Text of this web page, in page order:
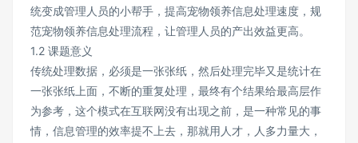
统变成管理人员的小帮手，提高宠物领养信息处理速度，规
范宠物领养信息处理流程，让管理人员的产出效益更高。
1.2 课题意义
传统处理数据，必须是一张张纸，然后处理完毕又是统计在
一张张纸上面，不断的重复处理，最终有个结果给最高层作
为参考，这个模式在互联网没有出现之前，是一种常见的事
情，信息管理的效率提不上去，那就用人才，人多力量大，